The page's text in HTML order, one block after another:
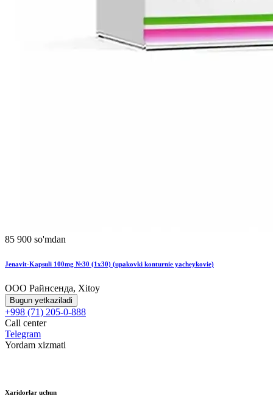
85 900 so'mdan
Jenavit-Kapsuli 100mg №30 (1x30) (upakovki konturnie yacheykovie)
ООО Райнсенда, Xitoy
Bugun yetkaziladi
+998 (71) 205-0-888
Call center
Telegram
Yordam xizmati
Xaridorlar uchun